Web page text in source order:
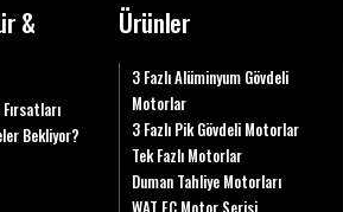
&
Bekliyor?
Ürünler
3 Fazlı Alüminyum Gövdeli
Motorlar
3 Fazlı Pik Gövdeli Motorlar
Tek Fazlı Motorlar
Duman Tahliye Motorları
WAT EC Motor Serisi